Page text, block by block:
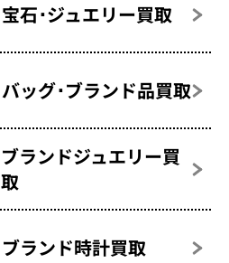
宝石･ジュエリー買取
バッグ･ブランド品買取
ブランドジュエリー買
取
ブランド時計買取